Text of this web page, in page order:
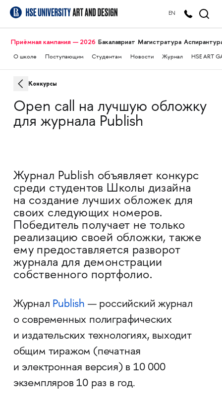
EN
Приёмная кампания — 2026 Бакалавриат Магистратура
О школе Поступающим Студентам Новости Журнал HSE ART
Конкурсы
Open call на лучшую обложку
для журнала Publish
Журнал Publish объявляет конкурс
среди студентов Школы дизайна
на создание лучших обложек для
своих следующих номеров.
Победитель получает не только
реализацию своей обложки, также
ему предоставляется разворот
журнала для демонстрации
собственного портфолио.
Журнал Publish — российский журнал
о современных полиграфических
и издательских технологиях, выходит
общим тиражом (печатная
и электронная версия) в 10 000
экземпляров 10 раз в год.